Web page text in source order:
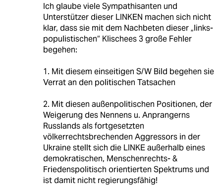
Ich glaube viele Sympathisanten und
Unterstützer dieser LINKEN machen sich nicht
klar, dass sie mit dem Nachbeten dieser „links-
populistischen“ Klischees 3 große Fehler
begehen:
1. Mit diesem einseitigen S/W Bild begehen sie
Verrat an den politischen Tatsachen
2. Mit diesen außenpolitischen Positionen, der
Weigerung des Nennens u. Anprangerns
Russlands als fortgesetzten
völkerrechtsbrechenden Aggressors in der
Ukraine stellt sich die LINKE außerhalb eines
demokratischen, Menschenrechts- &
Friedenspolitisch orientierten Spektrums und
ist damit nicht regierungsfähig!